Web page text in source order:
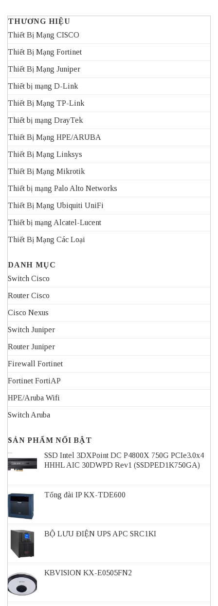
THƯƠNG HIỆU
Thiết Bị Mạng CISCO
Thiết Bị Mạng Fortinet
Thiết Bị Mạng Juniper
Thiết bị mạng D-Link
Thiết Bị Mạng TP-Link
Thiết bị mạng DrayTek
Thiết Bị Mạng HPE/ARUBA
Thiết Bị Mạng Linksys
Thiết Bị Mạng Mikrotik
Thiết bị mạng Palo Alto Networks
Thiết Bị Mạng Ubiquiti UniFi
Thiết bị mạng Alcatel-Lucent
Thiết Bị Mạng Các Loại
DANH MỤC
Switch Cisco
Router Cisco
Cisco Nexus
Switch Juniper
Router Juniper
Firewall Fortinet
Fortinet FortiAP
HPE/Aruba Wifi
Switch Aruba
SẢN PHẨM NỔI BẬT
SSD Intel 3DXPoint DC P4800X 750G PCIe3.0x4
HHHL AIC 30DWPD Rev1 (SSDPED1K750GA)
Tổng đài IP KX-TDE600
BỘ LƯU ĐIỆN UPS APC SRC1KI
KBVISION KX-E0505FN2